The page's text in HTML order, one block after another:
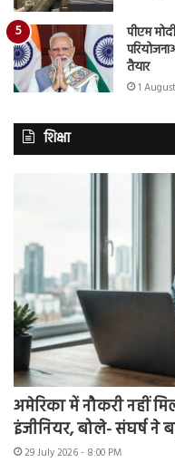
पीएम
तैयार
1
शिक्षा
अमेरिका में नौकरी नहीं
इंजीनियर, बोले- संघर्ष ने
29 July 2026 - 8:00 PM